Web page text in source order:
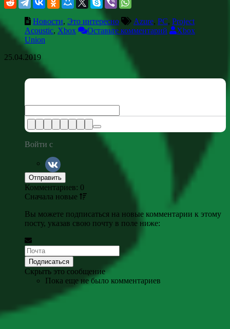
Новости, Это интересно Azure, PC, Project
Acoustic, Xbox Оставьте комментарий
Xbox
Union
25.04.2019
Войти с
Комментариев: 0
Сначала новые
Вы можете подписаться на новые комментарии к этому
посту, указав свою почту в поле ниже:
Скрыть это сообщение
Пока еще не было комментариев